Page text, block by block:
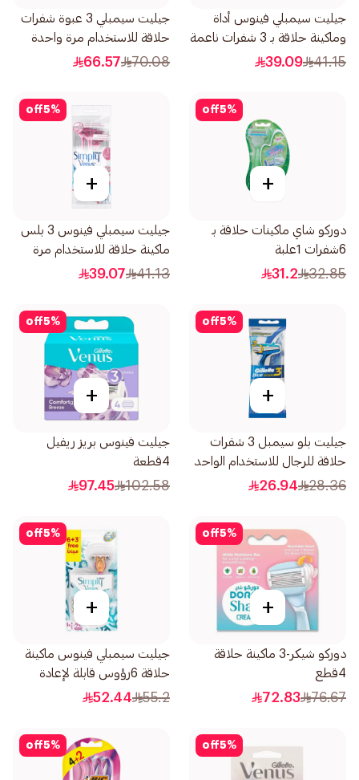
جيليت سيمبلي فينوس أداة
وماكينة حلاقة بـ 3 شفرات ناعمة
3قطعة
41.15
39.09
جيليت سيمبلي 3 عبوة شفرات
حلاقة للاستخدام مرة واحدة
للنساء 12قطعة
70.08
66.57
5%
off
+
دوركو شاي ماكينات حلاقة بـ
6شفرات 1علبة
32.85
31.2
5%
off
+
جيليت سيمبلي فينوس 3 بلس
ماكينة حلاقة للاستخدام مرة
واحدة 4قطعة
41.13
39.07
5%
off
+
جيليت بلو سيمبل 3 شفرات
حلاقة للرجال للاستخدام الواحد
4قطعة
28.36
26.94
5%
off
+
جيليت فينوس بريز ريفيل
4قطعة
102.58
97.45
5%
off
+
دوركو شيكر-3 ماكينة حلاقة
4قطع
76.67
72.83
5%
off
+
جيليت سيمبلي فينوس ماكينة
حلاقة 6رؤوس قابلة لإعادة
التعبئة 3قطعة
55.2
52.44
5%
off
5%
off